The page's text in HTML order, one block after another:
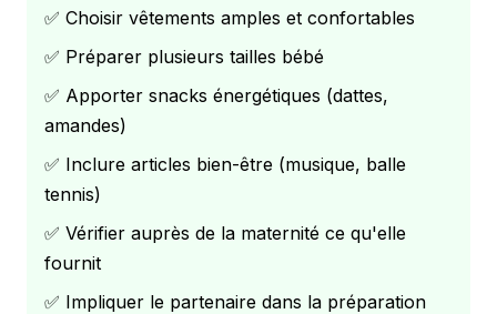
✅ Choisir vêtements amples et confortables
✅ Préparer plusieurs tailles bébé
✅ Apporter snacks énergétiques (dattes,
amandes)
✅ Inclure articles bien-être (musique, balle
tennis)
✅ Vérifier auprès de la maternité ce qu'elle
fournit
✅ Impliquer le partenaire dans la préparation